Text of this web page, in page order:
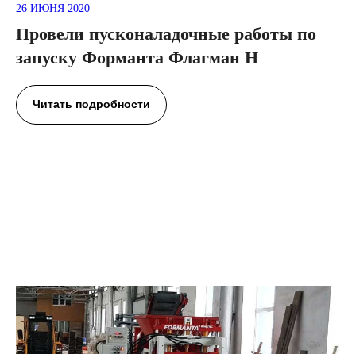
26 ИЮНЯ 2020
Провели пусконаладочные работы по
запуску Форманта Флагман Н
Читать подробности